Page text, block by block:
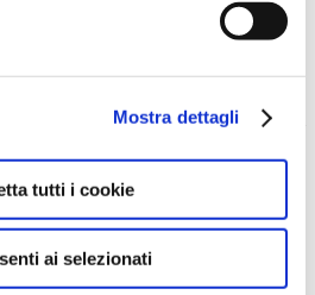
Mostra dettagli
tutti i cookie
ai selezionati
nel periodo indicato purché l’importo
inoltre è valido solamente se
giorno del periodo (mese o anno) di
successivo); le corse scolastiche
in conformità al calendario scolastico